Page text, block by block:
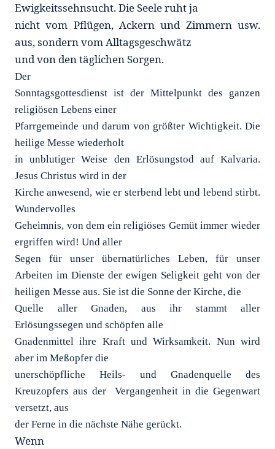
Ewigkeitssehnsucht. Die Seele ruht ja
nicht vom Pflügen, Ackern und Zimmern usw.
aus, sondern vom Alltagsgeschwätz
und von den täglichen Sorgen.
Der
Sonntagsgottesdienst ist der Mittelpunkt des ganzen
religiösen Lebens einer
Pfarrgemeinde und darum von größter Wichtigkeit. Die
heilige Messe wiederholt
in unblutiger Weise den Erlösungstod auf Kalvaria.
Jesus Christus wird in der
Kirche anwesend, wie er sterbend lebt und lebend stirbt.
Wundervolles
Geheimnis, von dem ein religiöses Gemüt immer wieder
ergriffen wird! Und aller
Segen für unser übernatürliches Leben, für unser
Arbeiten im Dienste der ewigen Seligkeit geht von der
heiligen Messe aus. Sie ist die Sonne der Kirche, die
Quelle aller Gnaden, aus ihr stammt aller
Erlösungssegen und schöpfen alle
Gnadenmittel ihre Kraft und Wirksamkeit. Nun wird
aber im Meßopfer die
unerschöpfliche Heils- und Gnadenquelle des
Kreuzopfers aus der Vergangenheit in die Gegenwart
versetzt, aus
der Ferne in die nächste Nähe gerückt.
Wenn